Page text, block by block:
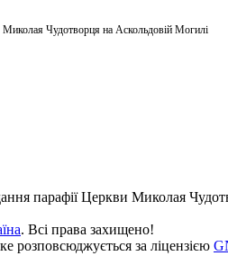
Чудотворця на Аскольдовій Могилі
парафії Церкви Миколая
. Всі права захищено!
розповсюджується за ліцензією